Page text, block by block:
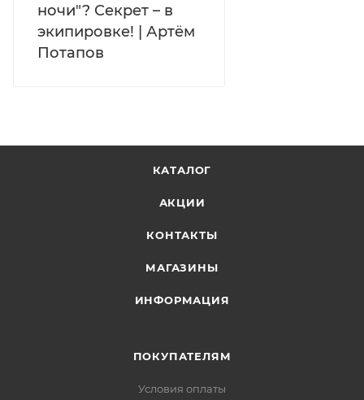
ночи"? Секрет – в
экипировке! | Артём
Потапов
КАТАЛОГ
АКЦИИ
КОНТАКТЫ
МАГАЗИНЫ
ИНФОРМАЦИЯ
ПОКУПАТЕЛЯМ
Условия оплаты